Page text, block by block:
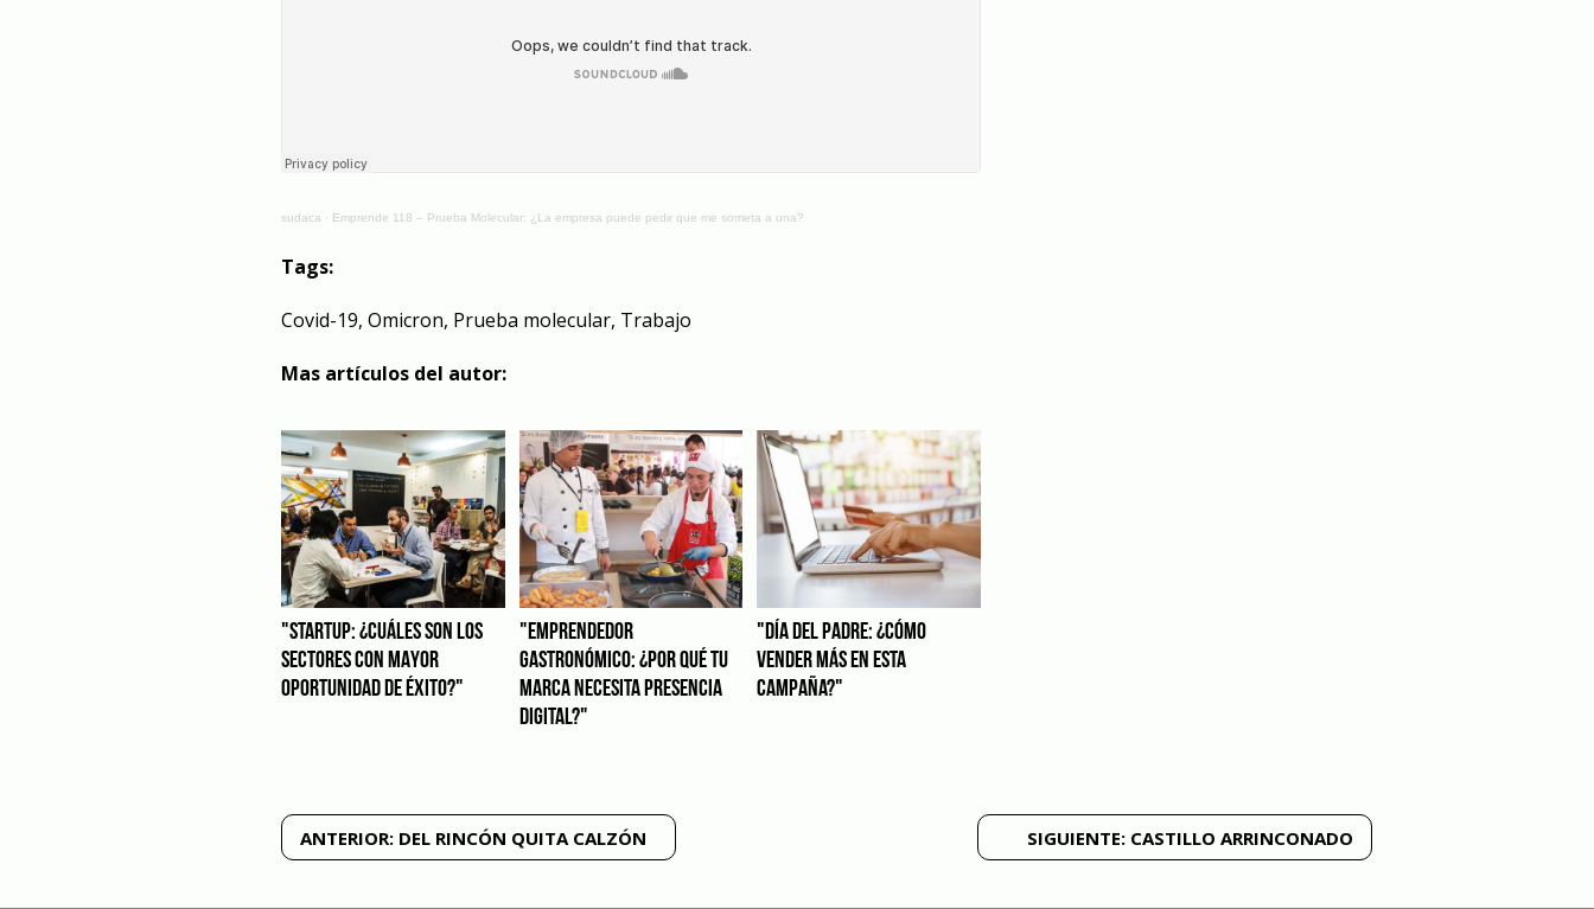
sudaca · Emprende 118 – Prueba Molecular: ¿La empresa puede pedir que me someta a una?
Tags:
Covid-19, Omicron, Prueba molecular, Trabajo
Mas artículos del autor:
"STARTUP: ¿CUÁLES SON LOS
SECTORES CON MAYOR
OPORTUNIDAD DE ÉXITO?"
"EMPRENDEDOR
GASTRONÓMICO: ¿POR QUÉ TU
MARCA NECESITA PRESENCIA
DIGITAL?"
"DÍA DEL PADRE: ¿CÓMO
VENDER MÁS EN ESTA
CAMPAÑA?"
Navegación
ANTERIOR: DEL RINCÓN QUITA CALZÓN SIGUIENTE: CASTILLO ARRINCONADO